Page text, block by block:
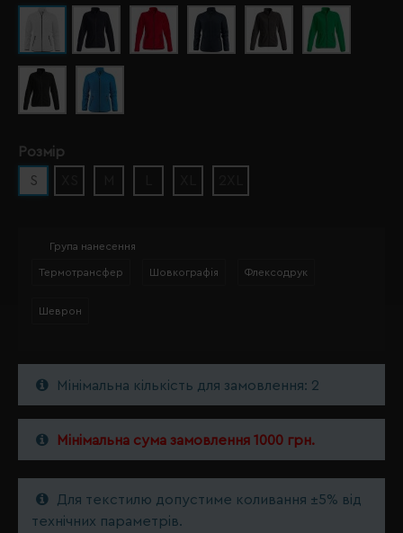
Розмір
S
Група нанесення
Термотрансфер Шовкографія Флексодрук
Шеврон
Мінімальна кількість для замовлення: 2
Мінімальна сума замовлення 1000 грн.
Для текстилю допустиме коливання ±5% від
технічних параметрів.